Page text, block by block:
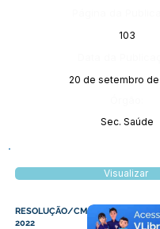
103
20 de setembro de
Sec. Saúde
Visualizar
RESOLUÇÃO/CMS/Nº 16/2022,
2022